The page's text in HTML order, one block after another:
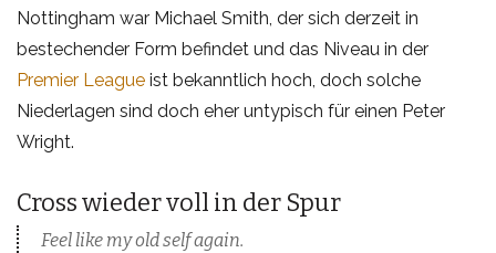
Nottingham war Michael Smith, der sich derzeit in
bestechender Form befindet und das Niveau in der
Premier League ist bekanntlich hoch, doch solche
Niederlagen sind doch eher untypisch für einen Peter
Wright.
Cross wieder voll in der Spur
Feel like my old self again.